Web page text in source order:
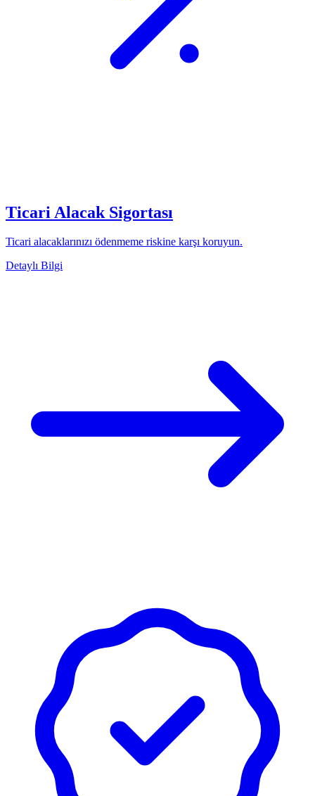
Ticari Alacak Sigortası
Ticari alacaklarınızı ödenmeme riskine karşı koruyun.
Detaylı Bilgi